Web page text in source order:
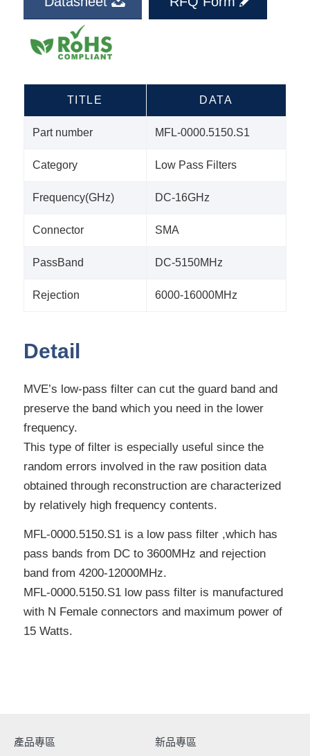
TITLE DATA
Part number MFL-0000.5150.S1
Category Low Pass Filters
Frequency(GHz) DC-16GHz
Connector SMA
PassBand DC-5150MHz
Rejection 6000-16000MHz
Detail
MVE’s low-pass filter can cut the guard band and
preserve the band which you need in the lower
frequency.
This type of filter is especially useful since the
random errors involved in the raw position data
obtained through reconstruction are characterized
by relatively high frequency contents.
MFL-0000.5150.S1 is a low pass filter ,which has
pass bands from DC to 3600MHz and rejection
band from 4200-12000MHz.
MFL-0000.5150.S1 low pass filter is manufactured
with N Female connectors and maximum power of
15 Watts.
產品專區
新品專區